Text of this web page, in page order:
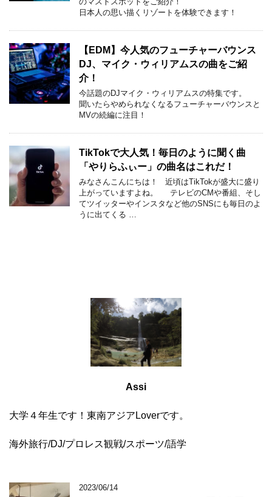
日本人の思い描くリゾートを体験できます！
【EDM】今人気のフューチャーバウンス
DJ、マイク・ウィリアムスの曲をご紹
介！
今話題のDJマイク・ウィリアムスの特集です。
聞いたらやめられなくなるフューチャーバウンスと
MVの続編に注目！
TikTokで大人気！毎日のように聞く曲
「やりらふぃー」の曲名はこれだ！
みなさんこんにちは！ 近頃はTikTokが盛大に盛り
上がっていますよね。 テレビのCMや番組、そし
てツイッターやインスタなど他のSNSにも毎日のよ
うに出てくる …
Assi
大学４年生です！東南アジアLoverです。
海外旅行/DJ/プロレス観戦/スポーツ/語学
2023/06/14